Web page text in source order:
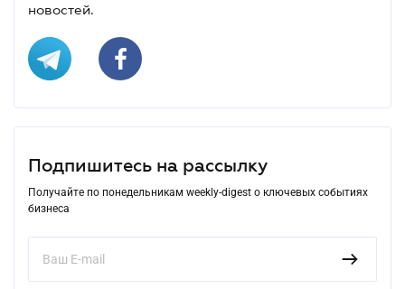
новостей.
Подпишитесь на рассылку
Получайте по понедельникам weekly-digest о ключевых событиях
бизнеса